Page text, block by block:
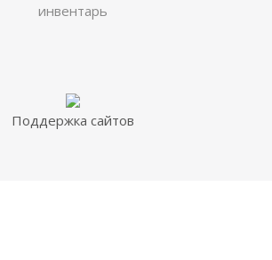
инвентарь
Поддержка сайтов